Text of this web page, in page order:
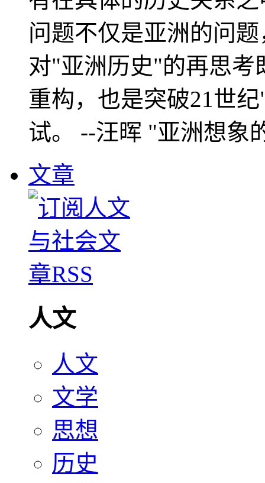
问题不仅是亚洲的问
对"亚洲历史"的再思考
重构，也是突破21世
试。 --汪晖 "亚洲想象
文章
人文
人文
文学
思想
历史